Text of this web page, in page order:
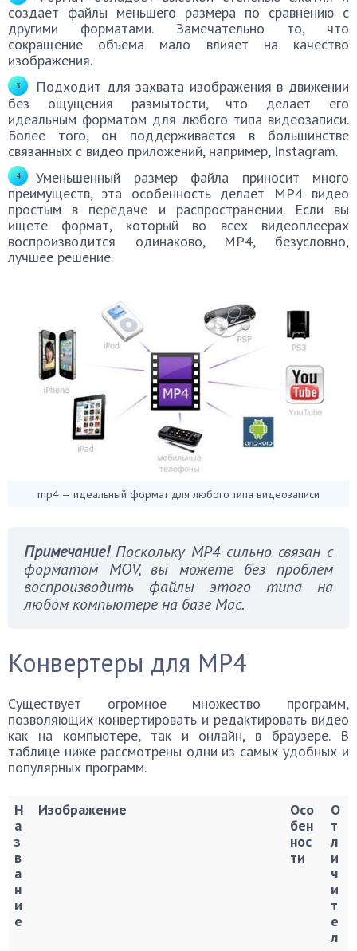
создает файлы меньшего размера по сравнению с
другими форматами. Замечательно то, что
сокращение объема мало влияет на качество
изображения.
Подходит для захвата изображения в движении
без ощущения размытости, что делает его
идеальным форматом для любого типа видеозаписи.
Более того, он поддерживается в большинстве
связанных с видео приложений, например, Instagram.
Уменьшенный размер файла приносит много
преимуществ, эта особенность делает MP4 видео
простым в передаче и распространении. Если вы
ищете формат, который во всех видеоплеерах
воспроизводится одинаково, MP4, безусловно,
лучшее решение.
mp4 — идеальный формат для любого типа видеозаписи
Примечание! Поскольку MP4 сильно связан с
форматом MOV, вы можете без проблем
воспроизводить файлы этого типа на
любом компьютере на базе Mac.
Конвертеры для MР4
Существует огромное множество программ,
позволяющих конвертировать и редактировать видео
как на компьютере, так и онлайн, в браузере. В
таблице ниже рассмотрены одни из самых удобных и
популярных программ.
Н
а
з
в
а
н
и
е
Изображение
Осо
бен
нос
ти
О
т
л
и
ч
и
т
е
л